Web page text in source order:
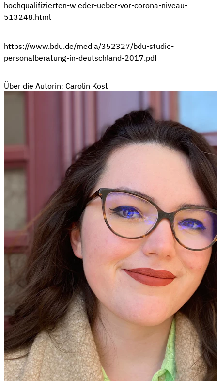
hochqualifizierten-wieder-ueber-vor-corona-niveau-
513248.html
https://www.bdu.de/media/352327/bdu-studie-
personalberatung-in-deutschland-2017.pdf
Über die Autorin: Carolin Kost